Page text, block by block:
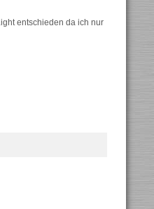
entschieden da ich nur